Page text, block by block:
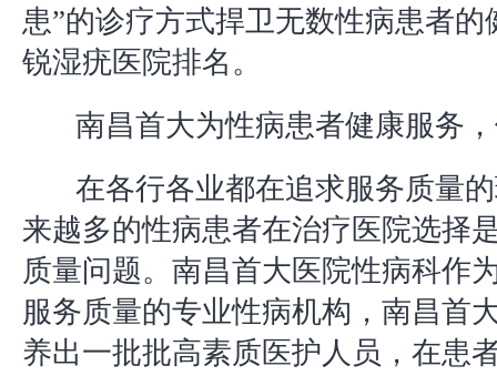
患”的诊疗方式捍卫无数性病患者的
锐湿疣医院排名。
南昌首大为性病患者健康服务
在各行各业都在追求服务质量
来越多的性病患者在治疗医院选择
质量问题。南昌首大医院性病科作
服务质量的专业性病机构，南昌首
养出一批批高素质医护人员，在患